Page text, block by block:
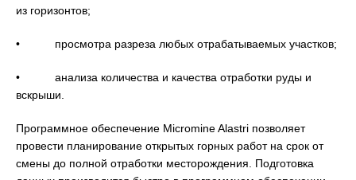
из горизонтов;
• просмотра разреза любых отрабатываемых участков;
• анализа количества и качества отработки руды и
вскрыши.
Программное обеспечение Micromine Alastri позволяет
провести планирование открытых горных работ на срок от
смены до полной отработки месторождения. Подготовка